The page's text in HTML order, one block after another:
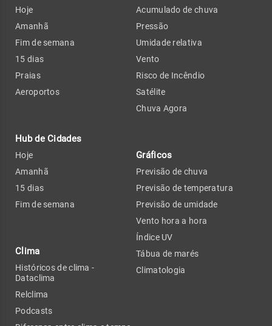
Hoje
Amanhã
Fim de semana
15 dias
Praias
Aeroportos
Hub de Cidades
Hoje
Amanhã
15 dias
Fim de semana
Clima
Históricos de clima -
Dataclima
Relclima
Podcasts
Acumulado de chuva
Pressão
Umidade relativa
Vento
Risco de Incêndio
Satélite
Chuva Agora
Gráficos
Previsão de chuva
Previsão de temperatura
Previsão de umidade
Vento hora a hora
Índice UV
Tábua de marés
Climatologia